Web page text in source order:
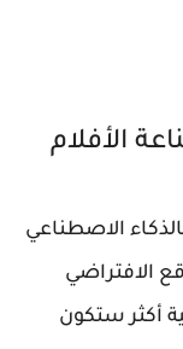
الأفلام
الاصطناعي
الافتراضي
أكثر ستكون